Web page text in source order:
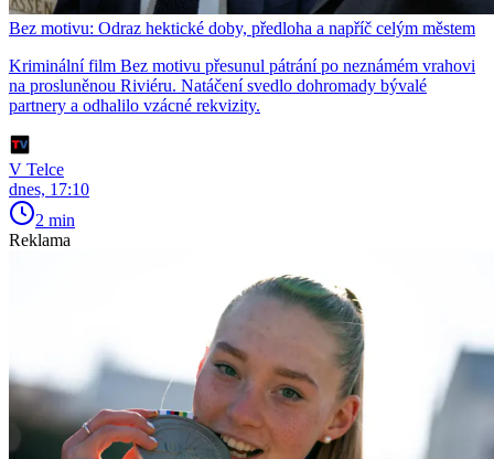
Bez motivu: Odraz hektické doby, předloha a napříč celým městem
Kriminální film Bez motivu přesunul pátrání po neznámém vrahovi
na prosluněnou Riviéru. Natáčení svedlo dohromady bývalé
partnery a odhalilo vzácné rekvizity.
V Telce
dnes, 17:10
2 min
Reklama